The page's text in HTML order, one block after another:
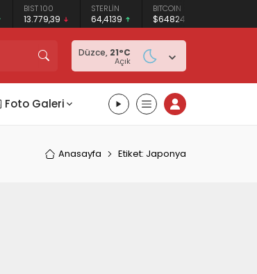
BIST 100
13.779,39
STERLİN
64,4139
BITCOIN
$64824
Düzce, 21°C
Açık
Foto Galeri
Anasayfa Etiket: Japonya